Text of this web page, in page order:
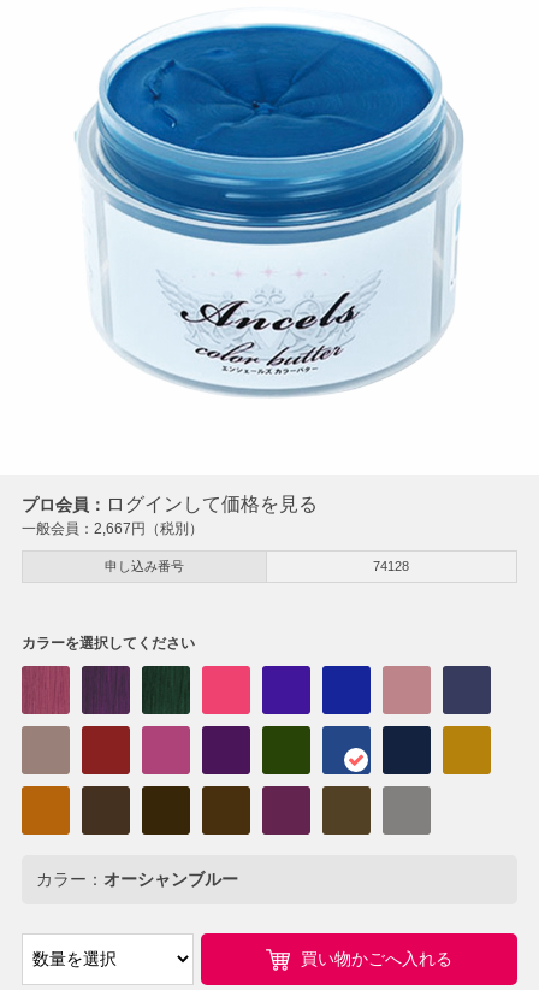
プロ会員： ログインして価格を見る
一般会員： 2,667円（税別）
申し込み番号 74128
カラーを選択してください
カラー： オーシャンブルー
買い物かごへ入れる